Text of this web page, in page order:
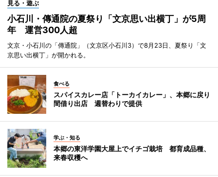
見る・遊ぶ
小石川・傳通院の夏祭り「文京思い出横丁」が5周
年 運営300人超
文京・小石川の「傳通院」（文京区小石川3）で8月23日、夏祭り「文
京思い出横丁」が開かれる。
食べる
スパイスカレー店「トーカイカレー」、本郷に戻り
間借り出店 週替わりで提供
学ぶ・知る
本郷の東洋学園大屋上でイチゴ栽培 都育成品種、
来春収穫へ